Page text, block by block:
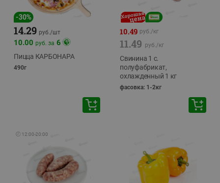
-30%
14.29 руб./шт
10.00 руб. за 6
Пицца КАРБОНАРА
490г
10.49 руб./кг
11.49 руб./кг
Свинина 1 с.
полуфабрикат,
охлажденный 1 кг
фасовка: 1-2кг
🕘 12:00-20:00